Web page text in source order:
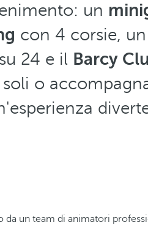
un
con 4 corsie, un
24 e il Barcy
o
da un team di animatori